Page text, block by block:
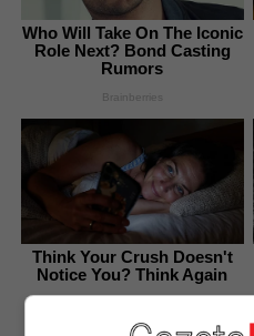
Who Will Take On The Iconic
Role Next? Bond Casting
Rumors
Brainberries
Think Your Crush Doesn't
Notice You? Think Again